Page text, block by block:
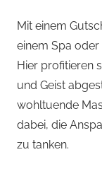
Mit einem
einem Spa
Hier profitieren
und Geist
wohltuende
dabei, die
zu tanken.